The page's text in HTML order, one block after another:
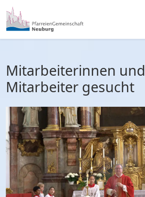
Mitarbeiterinnen und
Mitarbeiter gesucht